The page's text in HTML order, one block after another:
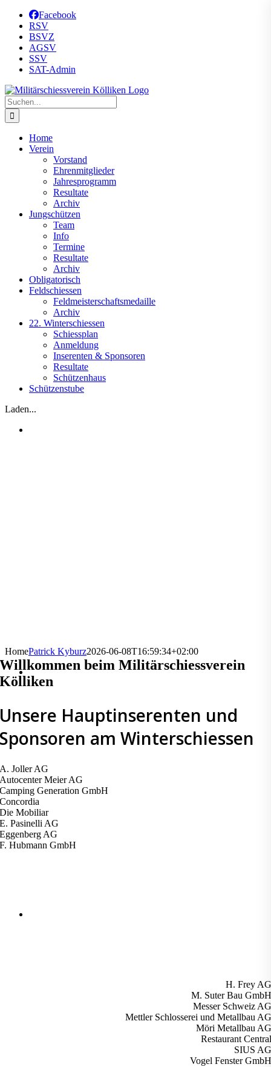
Zum
Inhalt
springen
Facebook
RSV
BSVZ
AGSV
SSV
SAT-Admin
Suche
nach:
Home
Verein
Vorstand
Ehrenmitglieder
Jahresprogramm
Resultate
Archiv
Jungschützen
Team
Info
Termine
Resultate
Archiv
Obligatorisch
Feldschiessen
Feldmeisterschaftsmedaille
Archiv
22. Winterschiessen
Schiessplan
Anmeldung
Inserenten & Sponsoren
Resultate
Schützenhaus
Schützenstube
Laden...
HomePatrick Kyburz2026-06-08T16:59:34+02:00
Willkommen beim Militärschiessverein
Kölliken
Unsere Hauptinserenten und
Sponsoren am Winterschiessen
A. Joller AG
Autocenter Meier AG
Camping Generation GmbH
Concordia
Die Mobiliar
E. Pasinelli AG
Eggenberg AG
F. Hubmann GmbH
H. Frey AG
M. Suter Bau GmbH
Messer Schweiz AG
Mettler Schlosserei und Metallbau AG
Möri Metallbau AG
Restaurant Central
SIUS AG
Vogel Fenster GmbH